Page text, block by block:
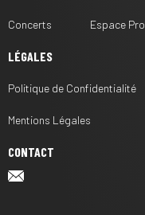
Concerts Espace Pro
LÉGALES
Politique de Confidentialité
Mentions Légales
CONTACT